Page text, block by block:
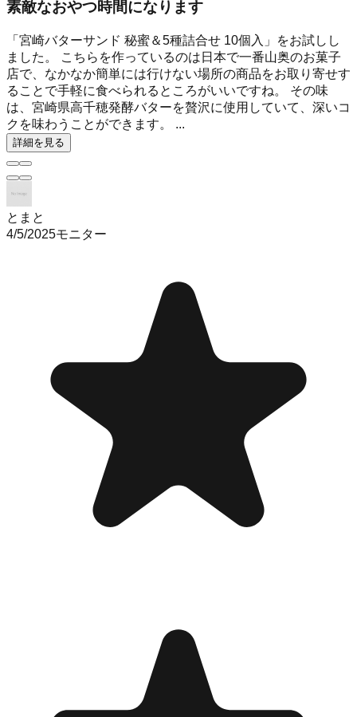
素敵なおやつ時間になります
「宮崎バターサンド 秘蜜＆5種詰合せ 10個入」をお試しし
ました。 こちらを作っているのは日本で一番山奥のお菓子
店で、なかなか簡単には行けない場所の商品をお取り寄せす
ることで手軽に食べられるところがいいですね。 その味
は、宮崎県高千穂発酵バターを贅沢に使用していて、深いコ
クを味わうことができます。 ...
詳細を見る
とまと
4/5/2025モニター